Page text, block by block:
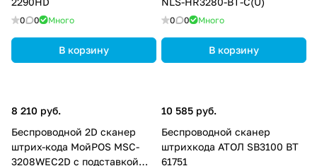
0 0 Много
В корзину
0 0 Много
В корзину
8 210 руб.
Беспроводной 2D сканер
штрих-кода МойPOS MSC-
3208WEC2D c подставкой
10 585 руб.
Беспроводной сканер
штрихкода АТОЛ SB3100 BT
61751